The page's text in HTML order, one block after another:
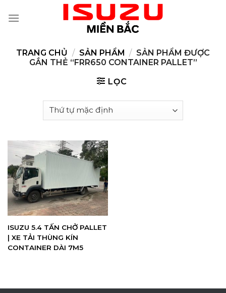
TRANG CHỦ / SẢN PHẨM / SẢN PHẨM ĐƯỢC
GẮN THẺ “FRR650 CONTAINER PALLET”
LỌC
ISUZU 5.4 TẤN CHỞ PALLET
| XE TẢI THÙNG KÍN
CONTAINER DÀI 7M5